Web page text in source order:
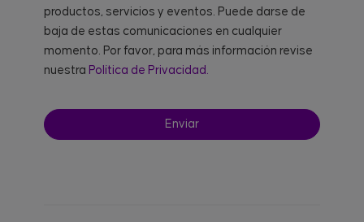
productos, servicios y eventos. Puede darse de
baja de estas comunicaciones en cualquier
momento. Por favor, para más información revise
nuestra Política de Privacidad.